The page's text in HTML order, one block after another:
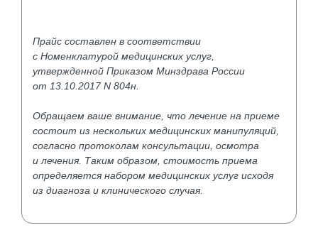
Прайс составлен в соответствии
с Номенклатурой медицинских услуг,
утвержденной Приказом Минздрава России
от 13.10.2017 N 804н.
Обращаем ваше внимание, что лечение на приеме
состоит из нескольких медицинских манипуляций,
согласно протоколам консультации, осмотра
и лечения. Таким образом, стоимость приема
определяется набором медицинских услуг исходя
из диагноза и клинического случая.